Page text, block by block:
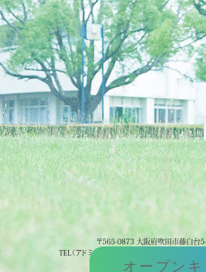
オープン
〒565-0873 大阪府吹田市藤白台
TEL（アドミッションセンター） :